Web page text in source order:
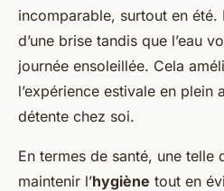
incomparable, surtout en
d’une brise tandis que l’eau
journée ensoleillée. Cela
l’expérience estivale en plein
détente chez soi.
En termes de santé, une telle
maintenir l’hygiène tout en